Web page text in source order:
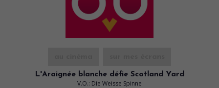
L'Araignée blanche défie Scotland Yard
V.O.: Die Weisse Spinne